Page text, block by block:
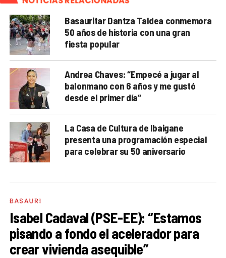
Basauritar Dantza Taldea conmemora
50 años de historia con una gran
fiesta popular
Andrea Chaves: “Empecé a jugar al
balonmano con 6 años y me gustó
desde el primer día“
La Casa de Cultura de Ibaigane
presenta una programación especial
para celebrar su 50 aniversario
BASAURI
Isabel Cadaval (PSE-EE): “Estamos
pisando a fondo el acelerador para
crear vivienda asequible”